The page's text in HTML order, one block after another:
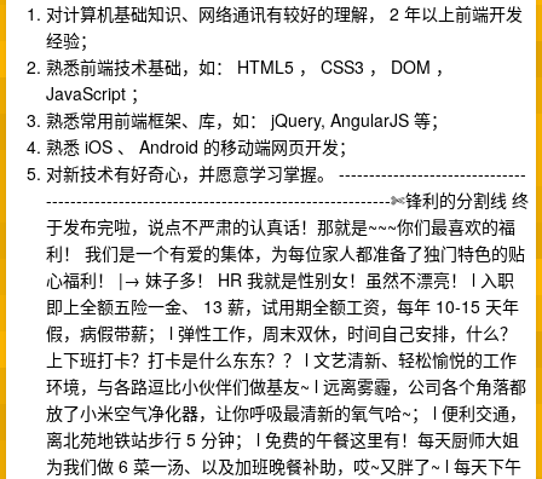
对计算机基础知识、网络通讯有较好的理解， 2 年以上前端开发
经验；
熟悉前端技术基础，如： HTML5 ， CSS3 ， DOM ，
JavaScript ；
熟悉常用前端框架、库，如： jQuery, AngularJS 等；
熟悉 iOS 、 Android 的移动端网页开发；
对新技术有好奇心，并愿意学习掌握。 -------------------------------
---------------------------------------------------------✄锋利的分割线 终
于发布完啦，说点不严肃的认真话！那就是~~~你们最喜欢的福
利！ 我们是一个有爱的集体，为每位家人都准备了独门特色的贴
心福利！ |→ 妹子多！ HR 我就是性别女！虽然不漂亮！ l 入职
即上全额五险一金、 13 薪，试用期全额工资，每年 10-15 天年
假，病假带薪； l 弹性工作，周末双休，时间自己安排，什么？
上下班打卡？打卡是什么东东？？ l 文艺清新、轻松愉悦的工作
环境，与各路逗比小伙伴们做基友~ l 远离雾霾，公司各个角落都
放了小米空气净化器，让你呼吸最清新的氧气哈~； l 便利交通，
离北苑地铁站步行 5 分钟； l 免费的午餐这里有！每天厨师大姐
为我们做 6 菜一汤、以及加班晚餐补助，哎~又胖了~ l 每天下午